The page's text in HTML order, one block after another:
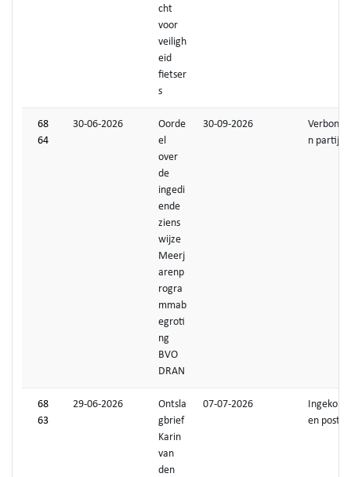
cht
voor
veiligh
eid
fietser
s
68
64
30-06-2026
Oorde
el
over
de
ingedi
ende
ziens
wijze
Meerj
arenp
rogra
mmab
egroti
ng
BVO
DRAN
30-09-2026
Verbonde
n partijen
68
63
29-06-2026
Ontsla
gbrief
Karin
van
den
07-07-2026
Ingekom
en post